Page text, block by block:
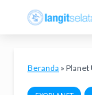
Beranda » Planet